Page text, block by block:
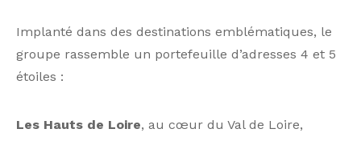
Implanté dans des destinations emblématiques, le
groupe rassemble un portefeuille d’adresses 4 et 5
étoiles :
Les Hauts de Loire, au cœur du Val de Loire,